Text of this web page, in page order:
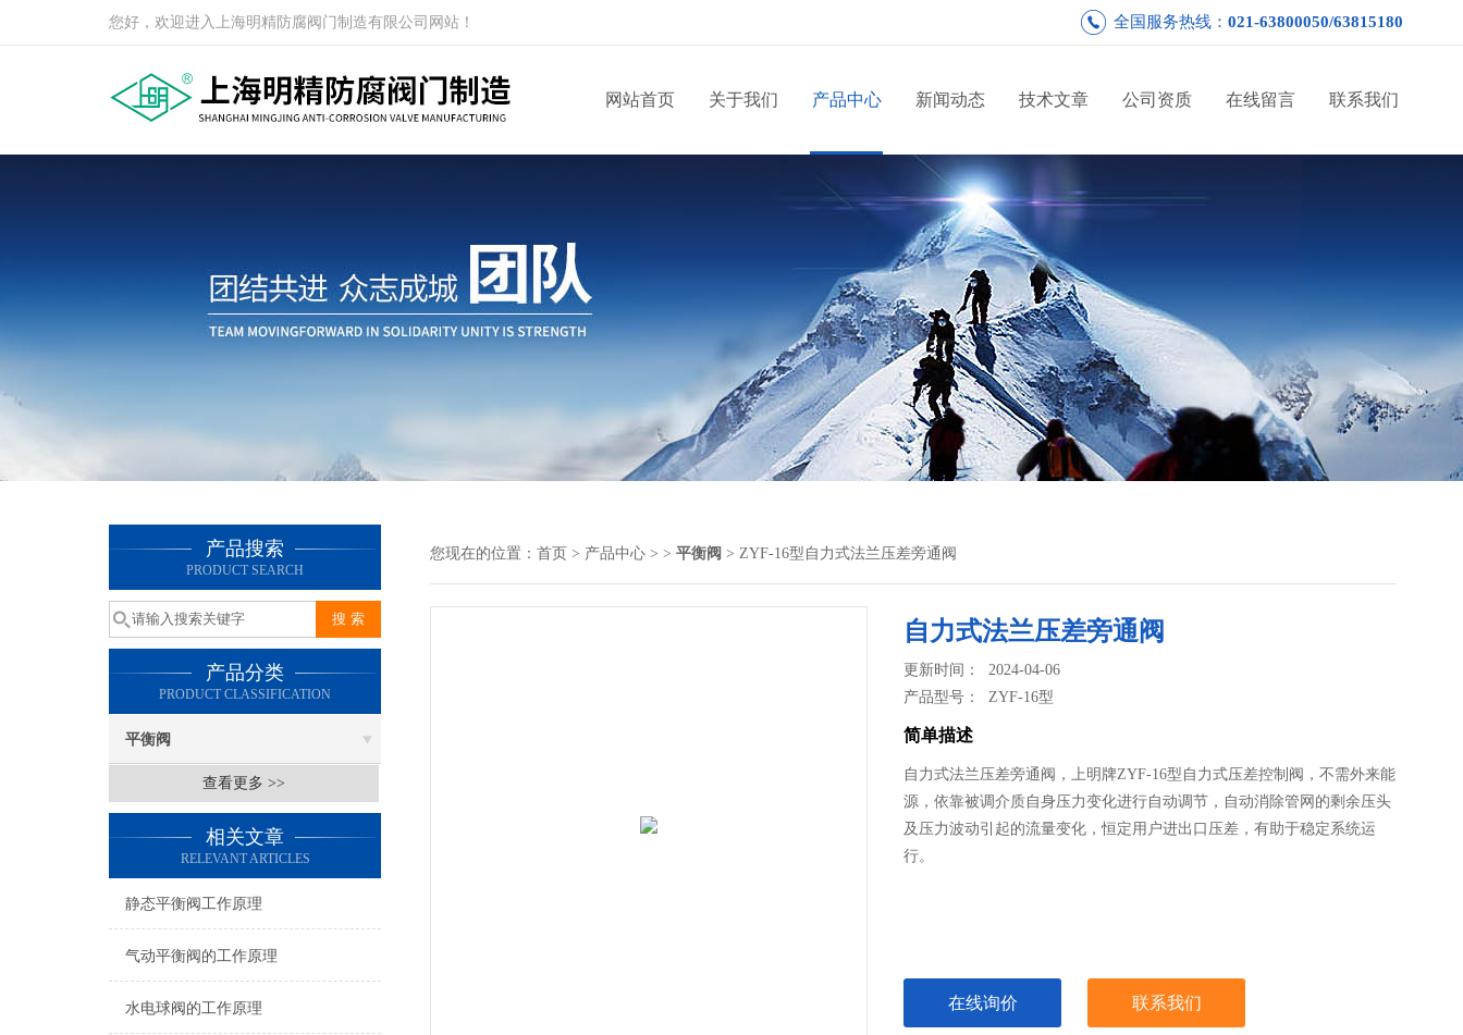
您好，欢迎进入上海明精防腐阀门制造有限公司网站！ 全国服务热线： 021-63800050/63815180
网站首页 关于我们 产品中心 新闻动态 技术文章 公司资质 在线留言 联系我们
产品搜索
PRODUCT SEARCH
产品分类
PRODUCT CLASSIFICATION
平衡阀
查看更多 >>
相关文章
RELEVANT ARTICLES
静态平衡阀工作原理
气动平衡阀的工作原理
水电球阀的工作原理
您现在的位置： 首页 > 产品中心 > > 平衡阀 > ZYF-16型自力式法兰压差旁通阀
自力式法兰压差旁通阀
更新时间： 2024-04-06
产品型号：ZYF-16型
简单描述
自力式法兰压差旁通阀，上明牌ZYF-16型自力式压差控制阀，不需外来能
源，依靠被调介质自身压力变化进行自动调节，自动消除管网的剩余压头
及压力波动引起的流量变化，恒定用户进出口压差，有助于稳定系统运
行。
在线询价 联系我们